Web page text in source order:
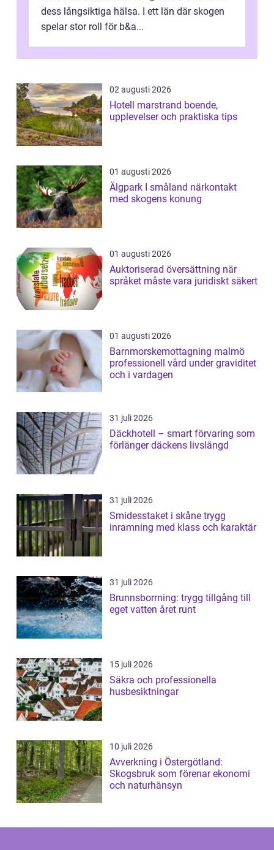
dess långsiktiga hälsa. I ett län där skogen
spelar stor roll för b&a...
02 augusti 2026
Hotell marstrand boende,
upplevelser och praktiska tips
01 augusti 2026
Älgpark I småland närkontakt
med skogens konung
01 augusti 2026
Auktoriserad översättning när
språket måste vara juridiskt säkert
01 augusti 2026
Barnmorskemottagning malmö
professionell vård under graviditet
och i vardagen
31 juli 2026
Däckhotell – smart förvaring som
förlänger däckens livslängd
31 juli 2026
Smidesstaket i skåne trygg
inramning med klass och karaktär
31 juli 2026
Brunnsborrning: trygg tillgång till
eget vatten året runt
15 juli 2026
Säkra och professionella
husbesiktningar
10 juli 2026
Avverkning i Östergötland:
Skogsbruk som förenar ekonomi
och naturhänsyn